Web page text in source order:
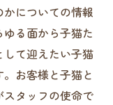
についての情報
る面から子猫た
て迎えたい子猫
お客様と子猫と
タッフの使命で